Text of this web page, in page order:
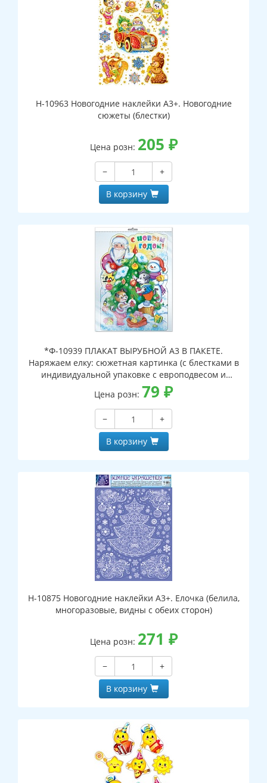
Н-10963 Новогодние наклейки А3+. Новогодние
сюжеты (блестки)
Цена розн: 205 ₽
−
+
В корзину
*Ф-10939 ПЛАКАТ ВЫРУБНОЙ А3 В ПАКЕТЕ.
Наряжаем елку: сюжетная картинка (с блестками в
индивидуальной упаковке с европодвесом и
клеевым клапаном)
Цена розн: 79 ₽
−
+
В корзину
Н-10875 Новогодние наклейки А3+. Елочка (белила,
многоразовые, видны с обеих сторон)
Цена розн: 271 ₽
−
+
В корзину